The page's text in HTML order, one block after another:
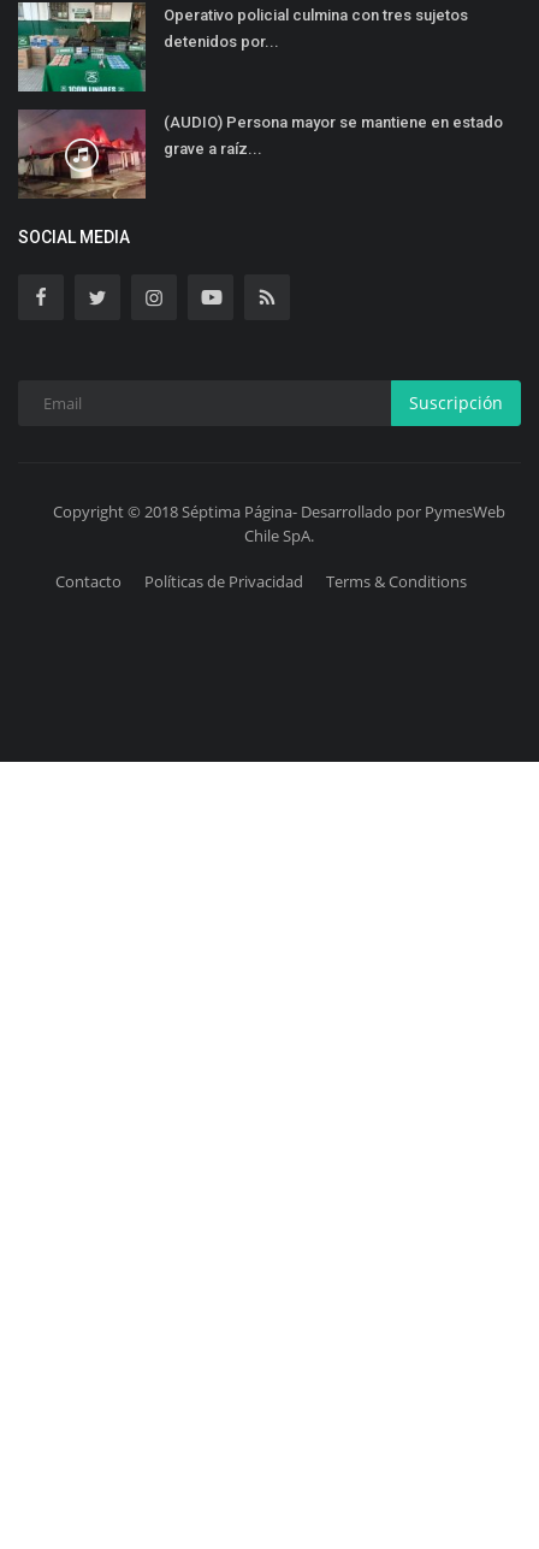
Operativo policial culmina con tres sujetos
detenidos por...
(AUDIO) Persona mayor se mantiene en estado
grave a raíz...
SOCIAL MEDIA
Suscripción
Copyright © 2018 Séptima Página- Desarrollado por PymesWeb
Chile SpA.
Contacto Políticas de Privacidad Terms & Conditions